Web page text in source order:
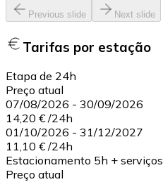
Previous slide Next slide
Tarifas por estação
Etapa de 24h
Preço atual
07/08/2026 - 30/09/2026
14,20 € /24h
01/10/2026 - 31/12/2027
11,10 € /24h
Estacionamento 5h + serviços
Preço atual